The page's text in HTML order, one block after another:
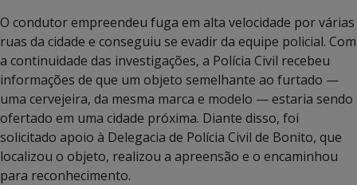
O condutor empreendeu fuga em alta velocidade por várias
ruas da cidade e conseguiu se evadir da equipe policial. Com
a continuidade das investigações, a Polícia Civil recebeu
informações de que um objeto semelhante ao furtado —
uma cervejeira, da mesma marca e modelo — estaria sendo
ofertado em uma cidade próxima. Diante disso, foi
solicitado apoio à Delegacia de Polícia Civil de Bonito, que
localizou o objeto, realizou a apreensão e o encaminhou
para reconhecimento.